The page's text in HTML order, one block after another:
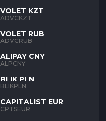
VOLET KZT
ADVCKZT
VOLET RUB
ADVCRUB
ALIPAY CNY
ALPCNY
BLIK PLN
BLIKPLN
CAPITALIST EUR
CPTSEUR